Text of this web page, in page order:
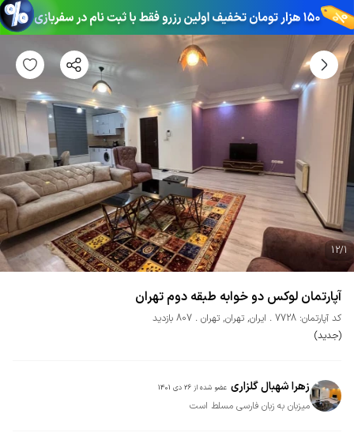
12/1
آپارتمان لوکس دو خوابه طبقه دوم تهران
کد آپارتمان: 7728 ایران, تهران, تهران
807 بازدید
(جدید)
زهرا شهبال گلزاری عضو شده از 26 دی 1401
میزبان به زبان فارسی مسلط است